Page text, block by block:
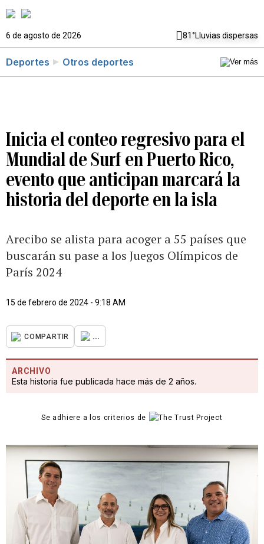
6 de agosto de 2026 81°Lluvias dispersas
Deportes Otros deportes
Inicia el conteo regresivo para el
Mundial de Surf en Puerto Rico,
evento que anticipan marcará la
historia del deporte en la isla
Arecibo se alista para acoger a 55 países que
buscarán su pase a los Juegos Olímpicos de
París 2024
15 de febrero de 2024 - 9:18 AM
COMPARTIR ...
ARCHIVO
Esta historia fue publicada hace más de 2 años.
Se adhiere a los criterios de